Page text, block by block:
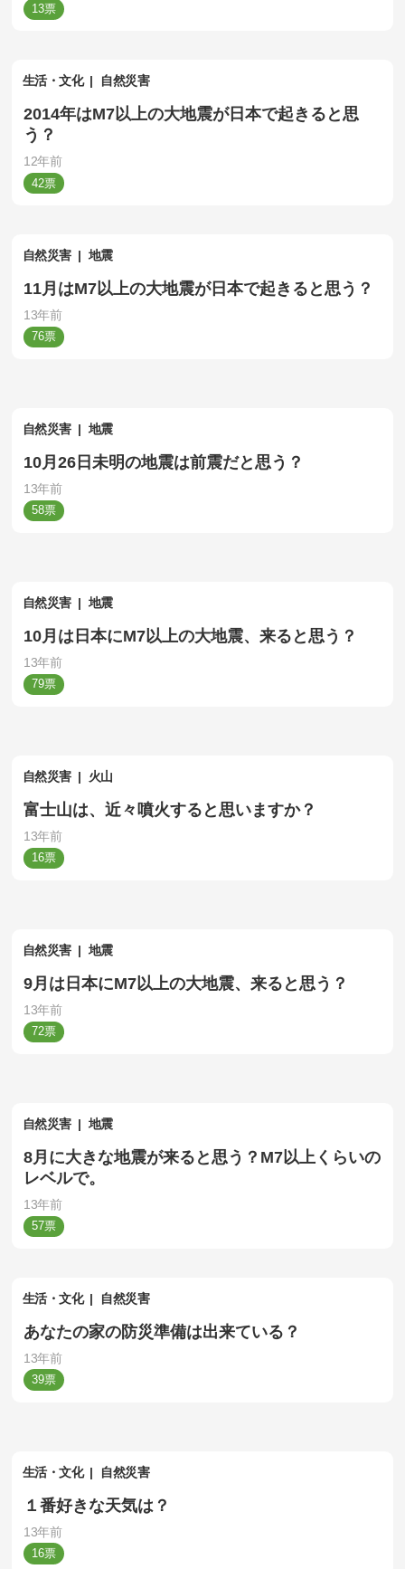
13
生活・文化 自然災害
2014年はM7以上の大地震が日本で起きると思
う？
12年前
42
自然災害 地震
11月はM7以上の大地震が日本で起きると思う？
13年前
76
自然災害 地震
10月26日未明の地震は前震だと思う？
13年前
58
自然災害 地震
10月は日本にM7以上の大地震、来ると思う？
13年前
79
自然災害 火山
富士山は、近々噴火すると思いますか？
13年前
16
自然災害 地震
9月は日本にM7以上の大地震、来ると思う？
13年前
72
自然災害 地震
8月に大きな地震が来ると思う？M7以上くらいの
レベルで。
13年前
57
生活・文化 自然災害
あなたの家の防災準備は出来ている？
13年前
39
生活・文化 自然災害
１番好きな天気は？
13年前
16